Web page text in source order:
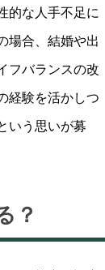
的な人手不足に
場合、結婚や出
フバランスの改
経験を活かしつ
いう思いが募
？